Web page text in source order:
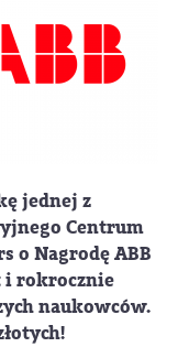
jednej z
Centrum
o Nagrodę ABB
i rokrocznie
naukowców.